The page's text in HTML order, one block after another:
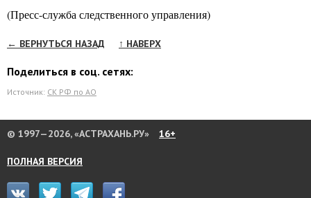
(Пресс-служба следственного управления)
← ВЕРНУТЬСЯ НАЗАД ↑ НАВЕРХ
Поделиться в соц. сетях:
Источник: СК РФ по АО
© 1997—2026, «АСТРАХАНЬ.РУ» 16+
ПОЛНАЯ ВЕРСИЯ